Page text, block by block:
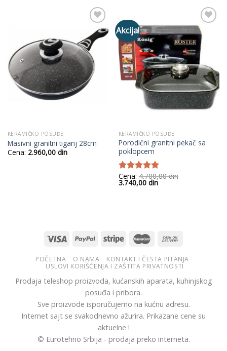
Add to
Wishlist
KERAMIČKO POSUĐE
Masivni granitni tiganj 28cm
Cena: 2.960,00din
Akcija!
Add to
Wishlist
KERAMIČKO POSUĐE
Porodični granitni pekač sa
poklopcem
Ocenjeno
sa5.00od
Cena: 4.700,00din
Originalna
cena
3.740,00dinTrenutna
cena
POČETNA O NAMA
KONTAKT I ČESTA PITANJA
USLOVI KORIŠĆENJA I ZAŠTITA PRIVATNOSTI
Prodaja teleshop proizvoda, kućanskih aparata, kuhinjskog
posuđa i pribora.
Sve proizvode isporučujemo na kućnu adresu.
Internet sajt se svakodnevno ažurira. Prikazane cene su
aktuelne !
© Eurotehno Srbija - prodaja preko interneta.